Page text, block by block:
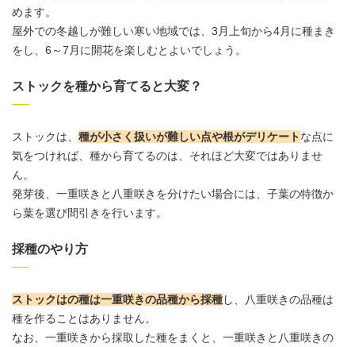
めます。
屋外での冬越しが難しい寒い地域では、3月上旬から4月に種まき
をし、6～7月に開花を楽しむとよいでしょう。
ストックを種から育てると大変？
ストックは、 種が小さく扱いが難しい点や根がデリケートな点に
気をつければ、種から育てるのは、それほど大変ではありませ
ん。
発芽後、一重咲きと八重咲きを分けたい場合には、子葉の特徴か
ら葉を選び間引きを行います。
採種のやり方
ストックはの種は一重咲きの品種から採種し、八重咲きの品種は
種を作ることはありません。
なお、一重咲きから採取した種をまくと、一重咲きと八重咲きの